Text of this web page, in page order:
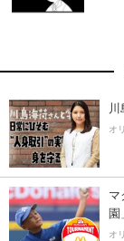
川
オ
マ
園
オ